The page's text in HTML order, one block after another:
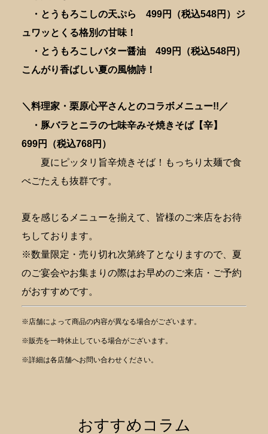
・とうもろこしの天ぷら 499円（税込548円）ジ
ュワッとくる格別の甘味！
・とうもろこしバター醤油 499円（税込548円）
こんがり香ばしい夏の風物詩！
＼料理家・栗原心平さんとのコラボメニュー!!／
・豚バラとニラの七味辛みそ焼きそば【辛】
699円（税込768円）
夏にピッタリ旨辛焼きそば！もっちり太麺で食
べごたえも抜群です。
夏を感じるメニューを揃えて、皆様のご来店をお待
ちしております。
※数量限定・売り切れ次第終了となりますので、夏
のご宴会やお集まりの際はお早めのご来店・ご予約
がおすすめです。
※店舗によって商品の内容が異なる場合がございます。
※販売を一時休止している場合がございます。
※詳細は各店舗へお問い合わせください。
おすすめコラム